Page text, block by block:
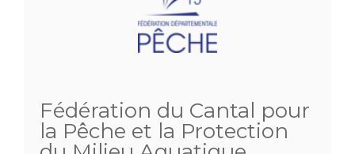
Fédération du Cantal pour
la Pêche et la Protection